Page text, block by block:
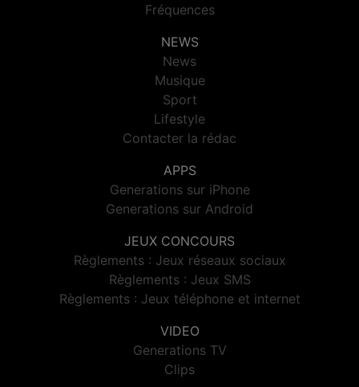
Fréquences
NEWS
News
Musique
Sport
Lifestyle
Contacter la rédac
APPS
Generations sur iPhone
Generations sur Android
JEUX CONCOURS
Règlements : Jeux réseaux sociaux
Règlements : Jeux SMS
Règlements : Jeux téléphone et internet
VIDEO
Generations TV
Clips